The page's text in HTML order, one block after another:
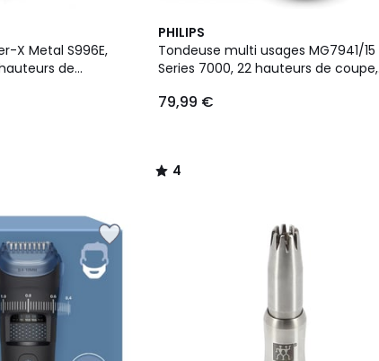
X Metal S996E,
de
PHILIPS
Tondeuse multi usages MG7941/15
Series 7000, 22 hauteurs de coupe,
79,99 €
4
/
5
4
/